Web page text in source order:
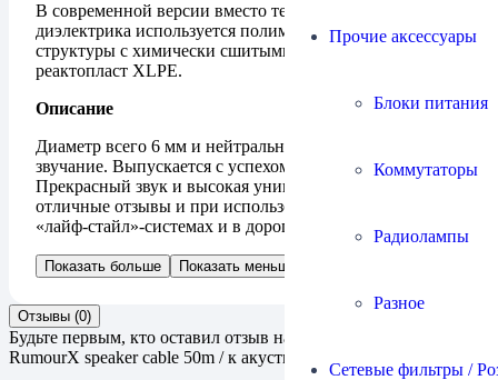
Прочие аксессуары
Блоки питания
Коммутаторы
Радиолампы
Разное
Сетевые фильтры /
В современной версии вместо тефлона PTFE в качестве
диэлектрика используется полимер перекрестной
структуры с химически сшитыми молекулами —
реактопласт XLPE.
Описание
Диаметр всего 6 мм и нейтральное, естественное
звучание. Выпускается с успехом более 20 лет!
Прекрасный звук и высокая универсальность,
отличные отзывы и при использовании в простых
«лайф-стайл»-системах и в дорогом high end.
Показать больше Показать меньше
Отзывы (0)
Будьте первым, кто оставил отзыв на “Кабель Chord Company
RumourX speaker cable 50m / к акустическим системам”